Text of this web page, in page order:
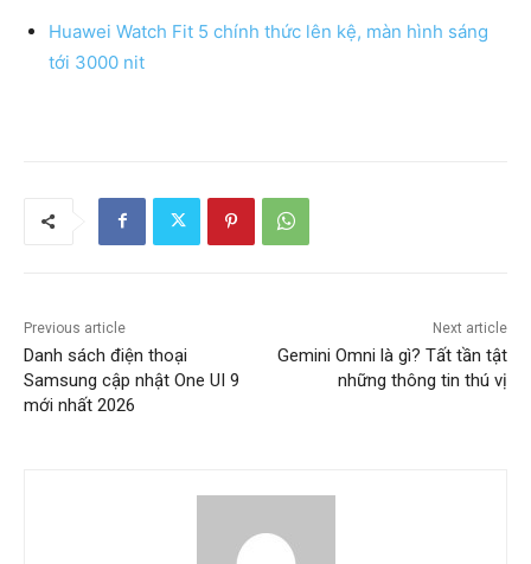
Huawei Watch Fit 5 chính thức lên kệ, màn hình sáng
tới 3000 nit
Previous article
Danh sách điện thoại
Samsung cập nhật One UI 9
mới nhất 2026
Next article
Gemini Omni là gì? Tất tần tật
những thông tin thú vị